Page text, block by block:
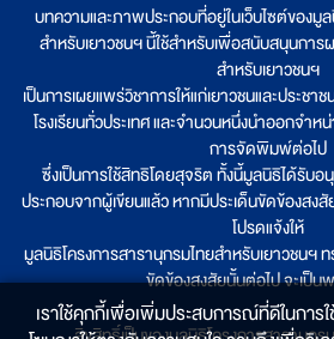
บทความและภาพประกอบที่อยู่ในเว็บไซต์ของมู
สำหรับเยาวชนฯ นี้ใช้สำหรับเพื่อสนับสนุนกา
สำหรับเยาวชนฯ
เป็นการเผยแพร่วิชาการให้แก่เยาวชนและประชา
โรงเรียนทั่วประเทศ และจำนวนหนึ่งนำออกจำ
การจัดพิมพ์ต่อไป
ซึ่งเป็นการใช้สิทธิโดยสุจริต ทั้งนี้มูลนิธิได้รับ
ประกอบจากผู้เขียนแล้ว หากมีประเด็นขัดข้องสงสั
โปรดแจ้งให้
มูลนิธิโครงการสารานุกรมไทยสำหรับเยาวชนฯ
ขัดข้องสงสัยนั้นต่อไป จะเป็
เราใช้คุกกี้เพื่อเพิ่มประสบการณ์ที่ดีในการใ